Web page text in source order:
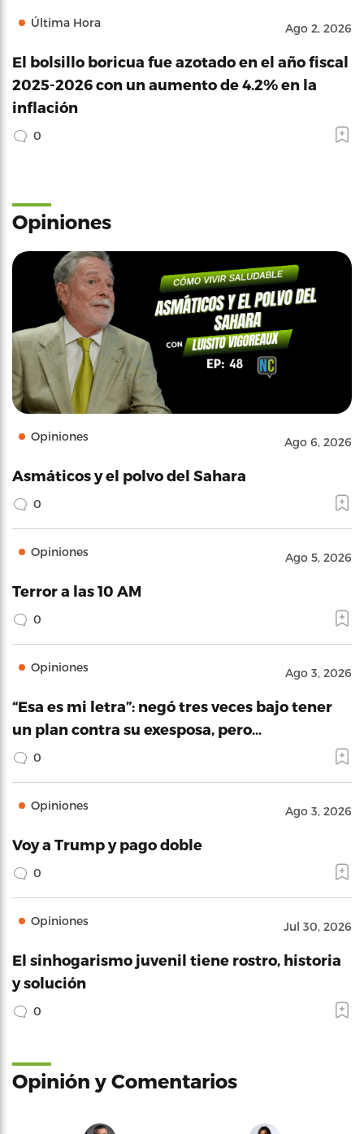
Última Hora Ago 2, 2026
El bolsillo boricua fue azotado en el año fiscal
2025-2026 con un aumento de 4.2% en la
inflación
0
Opiniones
Opiniones Ago 6, 2026
Asmáticos y el polvo del Sahara
0
Opiniones Ago 5, 2026
Terror a las 10 AM
0
Opiniones Ago 3, 2026
“Esa es mi letra”: negó tres veces bajo tener
un plan contra su exesposa, pero…
0
Opiniones Ago 3, 2026
Voy a Trump y pago doble
0
Opiniones Jul 30, 2026
El sinhogarismo juvenil tiene rostro, historia
y solución
0
Opinión y Comentarios